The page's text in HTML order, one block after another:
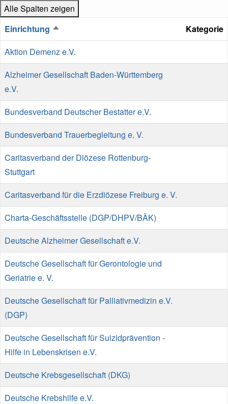
auf
Ansicht
Alle Spalten zeigen
Einrichtung Absteigend
Kategorie
Aktion Demenz e.V.
Alzheimer Gesellschaft Baden-Württemberg
e.V.
Bundesverband Deutscher Bestatter e.V.
Bundesverband Trauerbegleitung e. V.
Caritasverband der Diözese Rottenburg-
Stuttgart
Caritasverband für die Erzdiözese Freiburg e. V.
Charta-Geschäftsstelle (DGP/DHPV/BÄK)
Deutsche Alzheimer Gesellschaft e.V.
Deutsche Gesellschaft für Gerontologie und
Geriatrie e. V.
Deutsche Gesellschaft für Palliativmedizin e.V.
(DGP)
Deutsche Gesellschaft für Suizidprävention -
Hilfe in Lebenskrisen e.V.
Deutsche Krebsgesellschaft (DKG)
Deutsche Krebshilfe e.V.